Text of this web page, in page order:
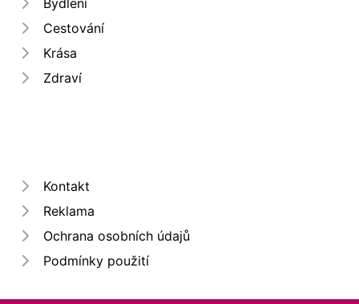
Cestování
Krása
Zdraví
Kontakt
Reklama
Ochrana osobních údajů
Podmínky použití